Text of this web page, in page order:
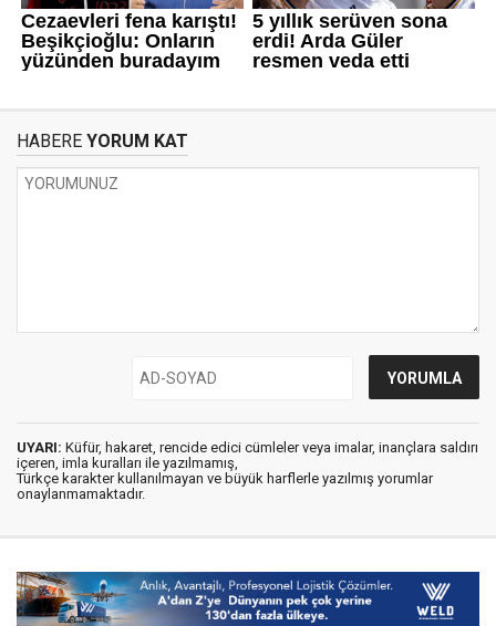
HABERE YORUM KAT
UYARI: Küfür, hakaret, rencide edici cümleler veya imalar, inançlara saldırı
içeren, imla kuralları ile yazılmamış,
Türkçe karakter kullanılmayan ve büyük harflerle yazılmış yorumlar
onaylanmamaktadır.